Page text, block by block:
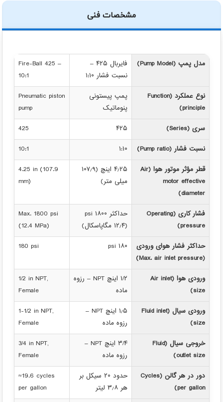
مشخصات فنی
مدل پمپ (Pump Model)
فایربال ۴۲۵ –
نسبت فشار ۱:۱۰
Fire-Ball 425 –
10:1
نوع عملکرد (Function
principle)
پمپ پیستونی
پنوماتیک
Pneumatic piston
pump
سری (Series)
۴۲۵
425
نسبت فشار (Pump ratio)
۱:۱۰
10:1
قطر مؤثر موتور هوا (Air
motor effective
diameter)
۴٫۲۵ اینچ (۱۰۷٫۹
میلی متر)
4.25 in (107.9
mm)
فشار کاری (Operating
pressure)
حداکثر ۱۸۰۰ psi
(۱۲٫۴ مگاپاسکال)
Max. 1800 psi
(12.4 MPa)
حداکثر فشار هوای ورودی
(Max. air inlet pressure)
۱۸۰ psi 180 psi
ورودی هوا (Air inlet
size)
۱/۲ اینچ NPT – رزوه
ماده
1/2 in NPT,
Female
ورودی سیال (Fluid inlet
size)
۱٫۵ اینچ NPT –
رزوه ماده
1-1/2 in NPT,
Female
خروجی سیال (Fluid
outlet size)
۳/۴ اینچ NPT –
رزوه ماده
3/4 in NPT,
Female
دور در هر گالن (Cycles
per gallon)
حدود ۲۰ سیکل بر
هر ۳٫۸ لیتر
≈19.6 cycles
per gallon